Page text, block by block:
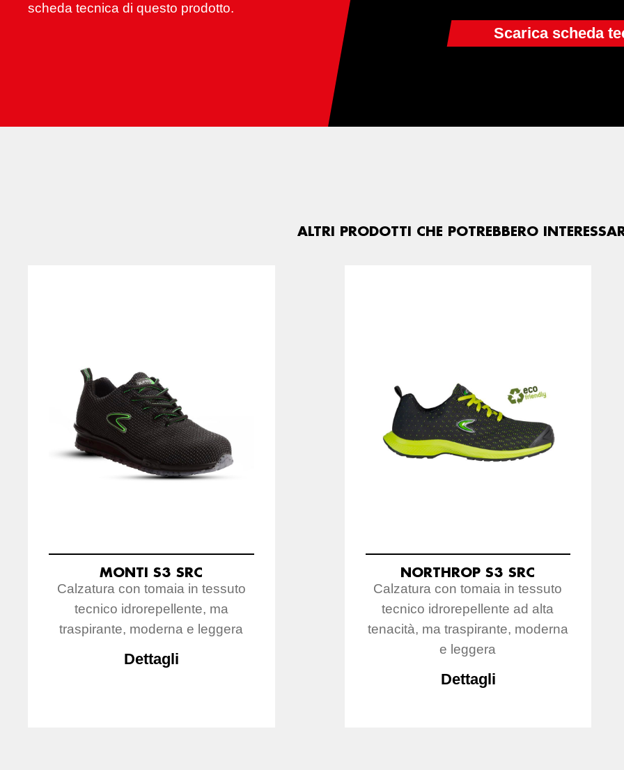
scheda tecnica di questo prodotto.
ALTRI PRODOTTI CHE POTREBBERO
MONTI S3 SRC
Calzatura con tomaia in tessuto
tecnico idrorepellente, ma
traspirante, moderna e leggera
Dettagli
NORTHROP S3 SRC
Calzatura con tomaia in tessuto
tecnico idrorepellente ad alta
tenacità, ma traspirante, moderna
e leggera
Dettagli